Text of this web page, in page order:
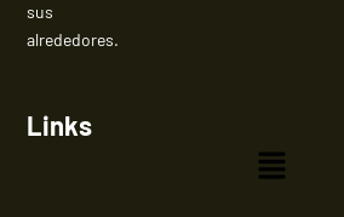
sus
alrededores.
Links
Menú